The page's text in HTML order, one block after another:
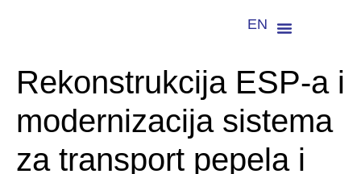
EN
Rekonstrukcija ESP-a i
modernizacija sistema
za transport pepela i